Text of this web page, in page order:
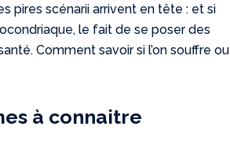
pires scénarii arrivent en tête : et si
le fait de se poser des
Comment savoir si l’on souffre ou
à connaitre